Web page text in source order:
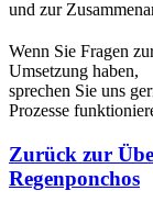
und zur
Wenn Sie Fragen
Umsetzung haben,
sprechen Sie uns
Prozesse
Zurück zur
Regenponchos